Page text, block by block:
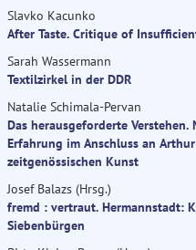
Slavko Kacunko
After Taste. Critique of
Sarah Wassermann
Textilzirkel in der DDR
Natalie Schimala-Pervan
Das herausgeforderte
Erfahrung im Anschluss an
zeitgenössischen Kunst
Josef Balazs (Hrsg.)
fremd : vertraut. Hermannstadt:
Siebenbürgen